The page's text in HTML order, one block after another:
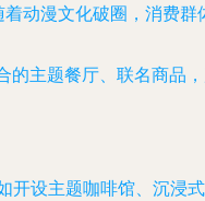
动漫文化破圈，消费群
的主题餐厅、联名商品
开设主题咖啡馆、沉浸